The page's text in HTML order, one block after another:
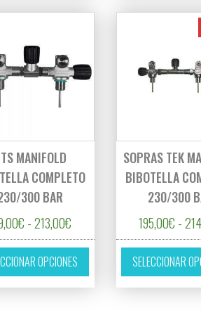
MANIFOLD
COMPLETO
300 BAR
€ - 213,00€ Rango de precios: desde
OPCIONES
Este producto tiene
SOPRAS TEK
BIBOTELLA
230/300
195,00€ -
SELECCIONAR